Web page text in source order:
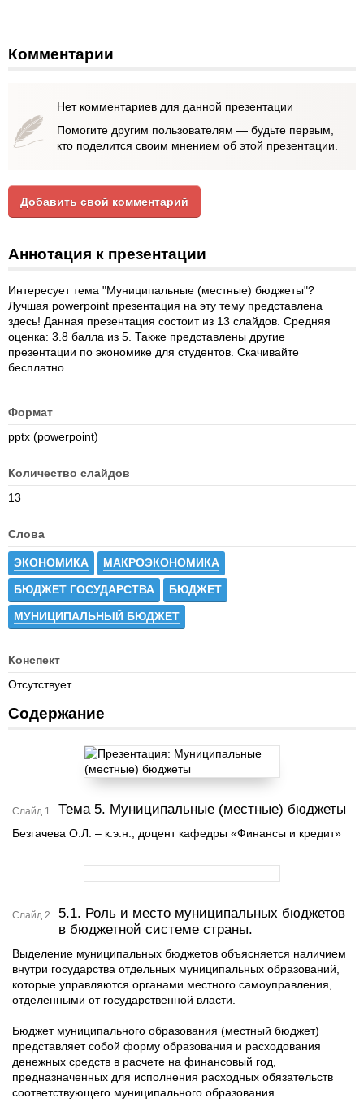
Комментарии
Нет комментариев для данной презентации
Помогите другим пользователям — будьте первым,
кто поделится своим мнением об этой презентации.
Добавить свой комментарий
Аннотация к презентации
Интересует тема "Муниципальные (местные) бюджеты"?
Лучшая powerpoint презентация на эту тему представлена
здесь! Данная презентация состоит из 13 слайдов. Средняя
оценка: 3.8 балла из 5. Также представлены другие
презентации по экономике для студентов. Скачивайте
бесплатно.
Формат
pptx (powerpoint)
Количество слайдов
13
Слова
ЭКОНОМИКА МАКРОЭКОНОМИКА
БЮДЖЕТ ГОСУДАРСТВА БЮДЖЕТ
МУНИЦИПАЛЬНЫЙ БЮДЖЕТ
Конспект
Отсутствует
Содержание
Слайд 1 Тема 5. Муниципальные (местные) бюджеты
Безгачева О.Л. – к.э.н., доцент кафедры «Финансы и кредит»
Слайд 2
5.1. Роль и место муниципальных бюджетов
в бюджетной системе страны.
Выделение муниципальных бюджетов объясняется наличием
внутри государства отдельных муниципальных образований,
которые управляются органами местного самоуправления,
отделенными от государственной власти.
Бюджет муниципального образования (местный бюджет)
представляет собой форму образования и расходования
денежных средств в расчете на финансовый год,
предназначенных для исполнения расходных обязательств
соответствующего муниципального образования.